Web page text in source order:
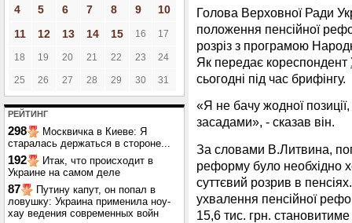
4
5 6 7 8 9
10
11
12 13 14 15 16 17
18 19 20 21 22 23 24
25 26 27 28 29 30 31
РЕЙТИНГ
298
Москвичка в Киеве: Я
старалась держаться в стороне...
192
Итак, что происходит в
Украине на самом деле
87
Путину капут, он попал в
ловушку: Украина применила ноу-
хау ведения современных войн
Голова Верховної Ради
положення пенсійної
розріз з програмою
Як передає кореспондент
сьогодні під час брифінгу.
«Я не бачу жодної
засадами», - сказав він.
За словами В.Литвина,
реформу було необхідно
суттєвий розрив в
ухвалення пенсійної
15,6 тис. грн.